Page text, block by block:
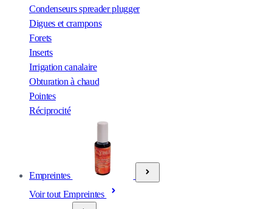
Condenseurs spreader plugger
Digues et crampons
Forets
Inserts
Irrigation canalaire
Obturation à chaud
Pointes
Réciprocité
Empreintes
Voir tout Empreintes